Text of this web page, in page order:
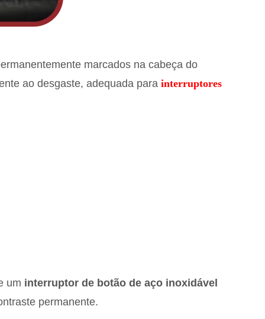
marcados na cabeça do
ao desgaste, adequada para interruptores
um interruptor de botão de aço inoxidável
permanente.